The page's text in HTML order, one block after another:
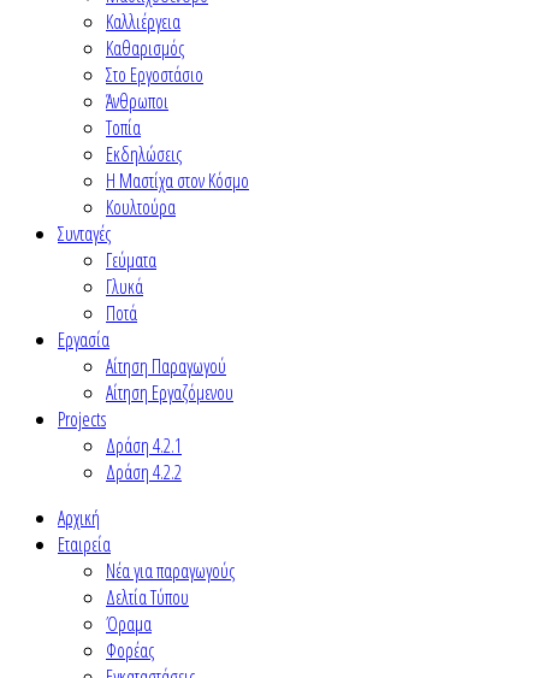
Καλλιέργεια
Καθαρισμός
Στο Εργοστάσιο
Άνθρωποι
Τοπία
Εκδηλώσεις
Η Μαστίχα στον Κόσμο
Κουλτούρα
Συνταγές
Γεύματα
Γλυκά
Ποτά
Εργασία
Αίτηση Παραγωγού
Αίτηση Εργαζόμενου
Projects
Δράση 4.2.1
Δράση 4.2.2
Αρχική
Εταιρεία
Νέα για παραγωγούς
Δελτία Τύπου
Όραμα
Φορέας